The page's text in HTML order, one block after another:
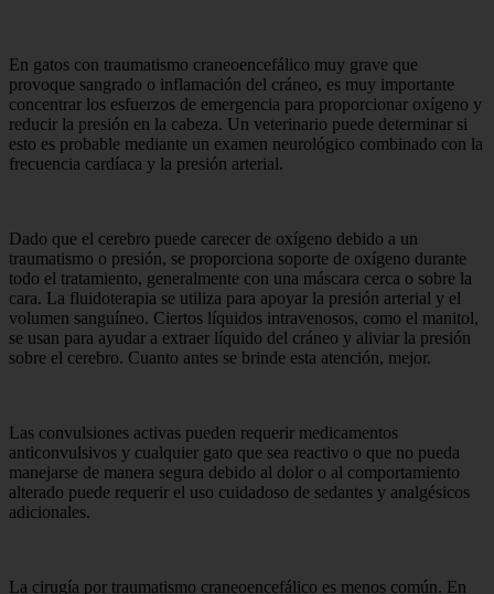
En gatos con traumatismo craneoencefálico muy grave que
provoque sangrado o inflamación del cráneo, es muy importante
concentrar los esfuerzos de emergencia para proporcionar oxígeno y
reducir la presión en la cabeza. Un veterinario puede determinar si
esto es probable mediante un examen neurológico combinado con la
frecuencia cardíaca y la presión arterial.
Dado que el cerebro puede carecer de oxígeno debido a un
traumatismo o presión, se proporciona soporte de oxígeno durante
todo el tratamiento, generalmente con una máscara cerca o sobre la
cara. La fluidoterapia se utiliza para apoyar la presión arterial y el
volumen sanguíneo. Ciertos líquidos intravenosos, como el manitol,
se usan para ayudar a extraer líquido del cráneo y aliviar la presión
sobre el cerebro. Cuanto antes se brinde esta atención, mejor.
Las convulsiones activas pueden requerir medicamentos
anticonvulsivos y cualquier gato que sea reactivo o que no pueda
manejarse de manera segura debido al dolor o al comportamiento
alterado puede requerir el uso cuidadoso de sedantes y analgésicos
adicionales.
La cirugía por traumatismo craneoencefálico es menos común. En